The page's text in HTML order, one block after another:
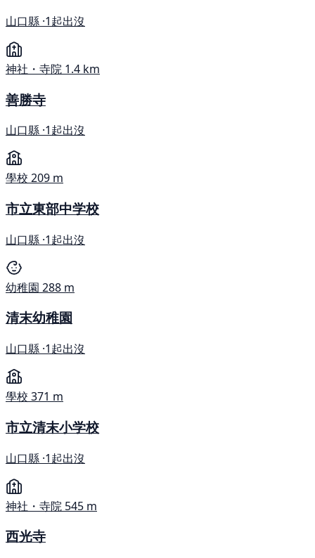
山口縣 ·1起出沒
神社・寺院 1.4 km
善勝寺
山口縣 ·1起出沒
學校 209 m
市立東部中学校
山口縣 ·1起出沒
幼稚園 288 m
清末幼稚園
山口縣 ·1起出沒
學校 371 m
市立清末小学校
山口縣 ·1起出沒
神社・寺院 545 m
西光寺